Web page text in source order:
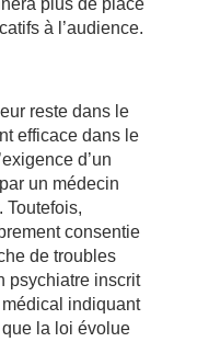
plus de place
à l’audience.
reste dans le
efficace dans le
d’un
un médecin
Toutefois,
consentie
de troubles
psychiatre inscrit
indiquant
la loi évolue